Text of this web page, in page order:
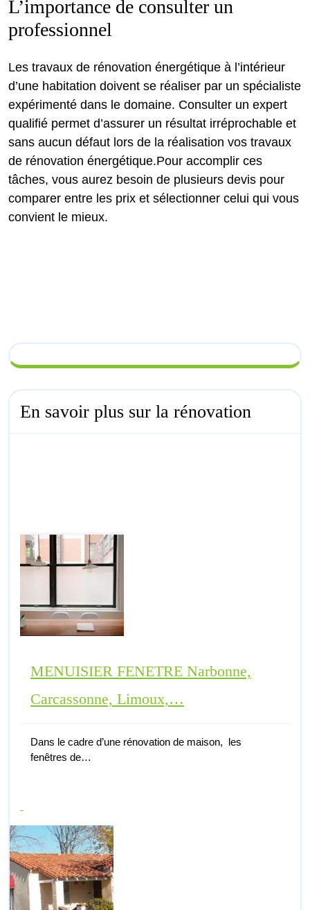
L’importance de consulter un
professionnel
Les travaux de rénovation énergétique à l’intérieur
d’une habitation doivent se réaliser par un spécialiste
expérimenté dans le domaine. Consulter un expert
qualifié permet d’assurer un résultat irréprochable et
sans aucun défaut lors de la réalisation vos travaux
de rénovation énergétique.Pour accomplir ces
tâches, vous aurez besoin de plusieurs devis pour
comparer entre les prix et sélectionner celui qui vous
convient le mieux.
En savoir plus sur la rénovation
MENUISIER FENETRE Narbonne,
Carcassonne, Limoux,…
Dans le cadre d’une rénovation de maison, les
fenêtres de…